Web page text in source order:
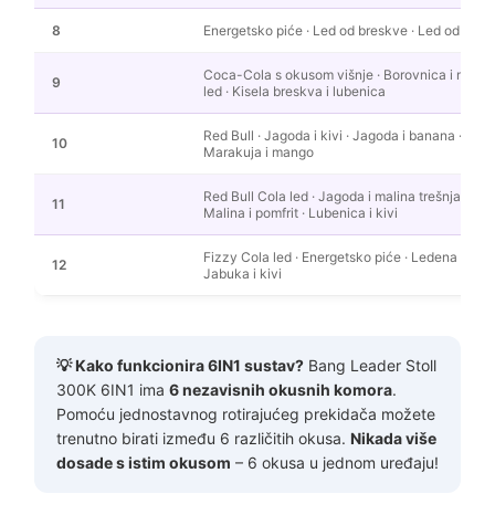
8 Energetsko piće · Led od breskve · Led od
9
Coca-Cola s okusom višnje · Borovnica i
led · Kisela breskva i lubenica
10
Red Bull · Jagoda i kivi · Jagoda i banana ·
Marakuja i mango
11
Red Bull Cola led · Jagoda i malina trešnja ·
Malina i pomfrit · Lubenica i kivi
12
Fizzy Cola led · Energetsko piće · Ledena
Jabuka i kivi
💡 Kako funkcionira 6IN1 sustav? Bang Leader Stoll
300K 6IN1 ima 6 nezavisnih okusnih komora.
Pomoću jednostavnog rotirajućeg prekidača možete
trenutno birati između 6 različitih okusa. Nikada više
dosade s istim okusom – 6 okusa u jednom uređaju!